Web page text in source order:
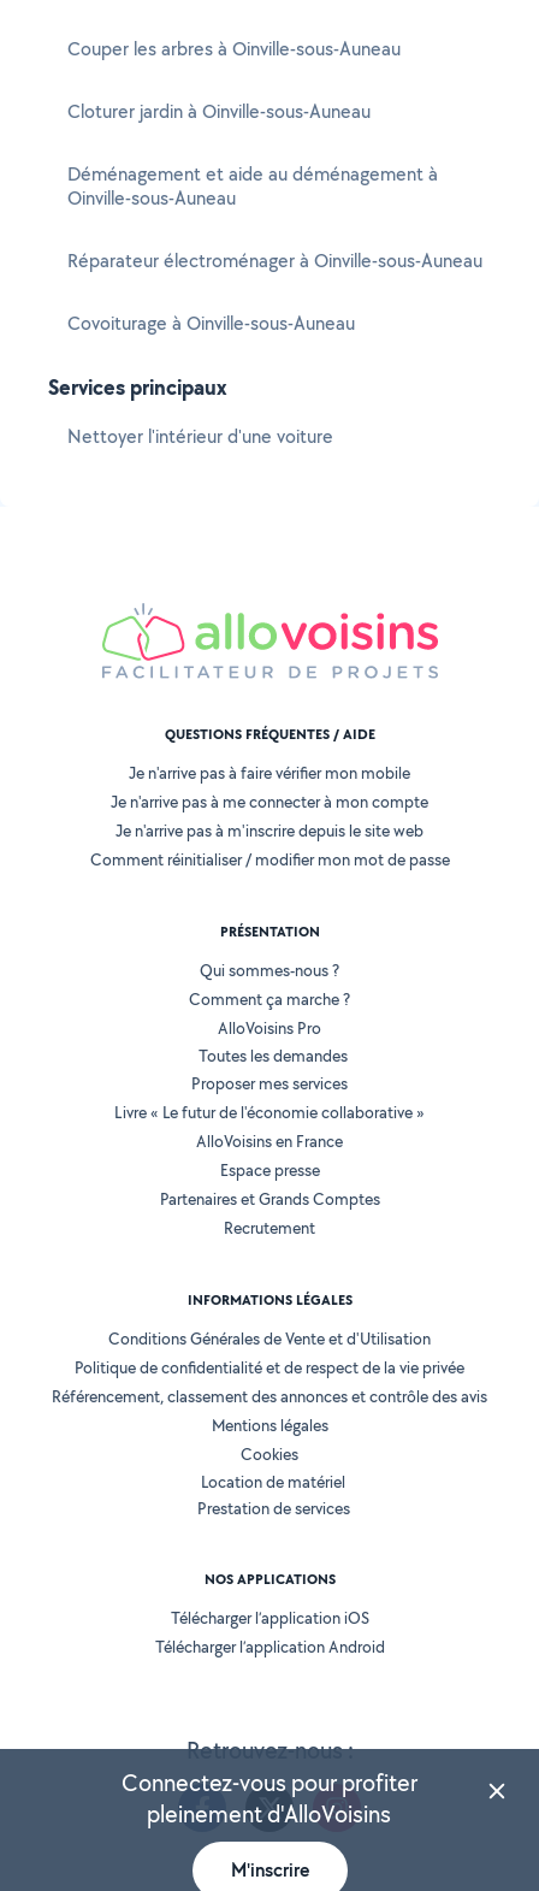
Couper les arbres à Oinville-sous-Auneau
Cloturer jardin à Oinville-sous-Auneau
Déménagement et aide au déménagement à
Oinville-sous-Auneau
Réparateur électroménager à Oinville-sous-Auneau
Covoiturage à Oinville-sous-Auneau
Services principaux
Nettoyer l'intérieur d'une voiture
Retrouvez-nous :
QUESTIONS FRÉQUENTES / AIDE
Je n'arrive pas à faire vérifier mon mobile
Je n'arrive pas à me connecter à mon compte
Je n'arrive pas à m'inscrire depuis le site web
Comment réinitialiser / modifier mon mot de passe
PRÉSENTATION
Qui sommes-nous ?
Comment ça marche ?
AlloVoisins Pro
Toutes les demandes
Proposer mes services
Livre « Le futur de l'économie collaborative »
AlloVoisins en France
Espace presse
Partenaires et Grands Comptes
Recrutement
INFORMATIONS LÉGALES
Conditions Générales de Vente et d'Utilisation
Politique de confidentialité et de respect de la vie privée
Référencement, classement des annonces et contrôle des avis
Mentions légales
Cookies
Location de matériel
Prestation de services
NOS APPLICATIONS
Télécharger l’application iOS
Télécharger l’application Android
Connectez-vous pour profiter
pleinement d'AlloVoisins
M'inscrire